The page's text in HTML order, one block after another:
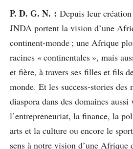
P. D. G. N. : Depuis leur
JNDA portent la vision d’une
continent-monde ; une Afrique
racines « continentales », mais
et fière, à travers ses filles et fils
monde. Et les success-stories des
diaspora dans des domaines aussi
l’entrepreneuriat, la finance, la
arts et la culture ou encore le
sens à notre vision d’une Afrique